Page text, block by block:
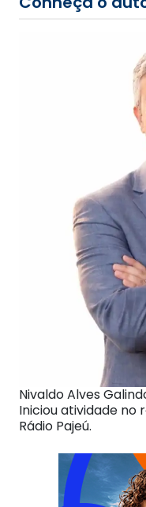
Nivaldo Alves
Iniciou atividade no
Rádio Pajeú.